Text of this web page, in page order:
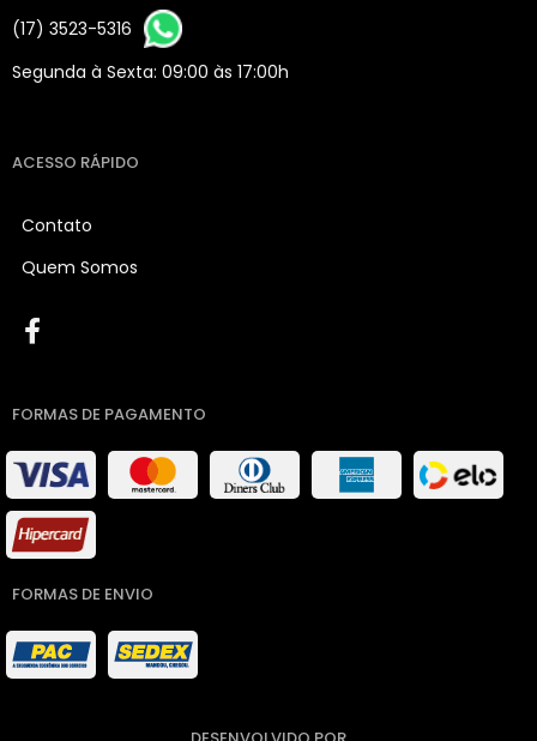
(17) 3523-5316
Segunda à Sexta: 09:00 às 17:00h
ACESSO RÁPIDO
Contato
Quem Somos
FORMAS DE PAGAMENTO
FORMAS DE ENVIO